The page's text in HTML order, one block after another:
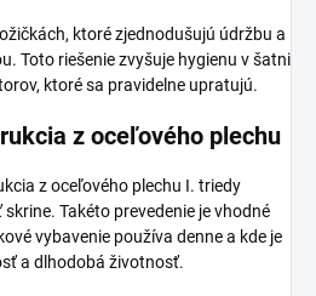
ktoré zjednodušujú údržbu a
Toto riešenie zvyšuje hygienu v šatni
ktoré sa pravidelne upratujú.
z oceľového plechu
z oceľového plechu I. triedy
Takéto prevedenie je vhodné
vybavenie používa denne a kde je
a dlhodobá životnosť.